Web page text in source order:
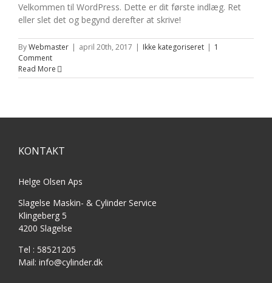
Velkommen til WordPress. Dette er dit første indlæg. Ret
eller slet det og begynd derefter at skrive!
ByWebmaster | april 20th, 2017 | Ikke kategoriseret | 1
Comment
Read More
KONTAKT
Helge Olsen Aps
Slagelse Maskin- & Cylinder Service
Klingeberg 5
4200 Slagelse
Tel : 58521205
Mail: info@cylinder.dk